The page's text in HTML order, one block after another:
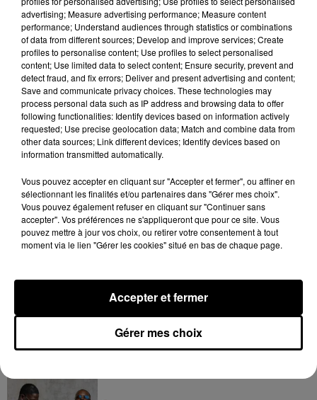
dans le chocolat, aucun sucre ne figure dans la recette. Si
vous préférez une saveur plus sucrée, ajoutez une à deux
cuillères à soupe de sucre dans le lait en ébullition.
advertising; Measure advertising performance; Measure content
performance; Understand audiences through statistics or combinations
of data from different sources; Develop and improve services; Create
profiles to personalise content; Use profiles to select personalised
content; Use limited data to select content; Ensure security, prevent and
detect fraud, and fix errors; Deliver and present advertising and content;
Save and communicate privacy choices. These technologies may
process personal data such as IP address and browsing data to offer
following functionalities: Identify devices based on information actively
requested; Use precise geolocation data; Match and combine data from
other data sources; Link different devices; Identify devices based on
information transmitted automatically.
Vous pouvez accepter en cliquant sur "Accepter et fermer", ou affiner en
sélectionnant les finalités et/ou partenaires dans "Gérer mes choix".
Vous pouvez également refuser en cliquant sur "Continuer sans
accepter". Vos préférences ne s'appliqueront que pour ce site. Vous
pouvez mettre à jour vos choix, ou retirer votre consentement à tout
moment via le lien "Gérer les cookies" situé en bas de chaque page.
Gérer mes choix
Accepter et fermer